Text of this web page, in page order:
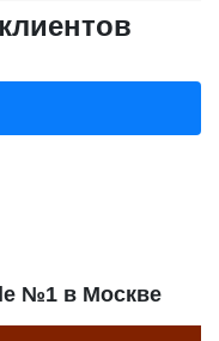
№1 в Москве